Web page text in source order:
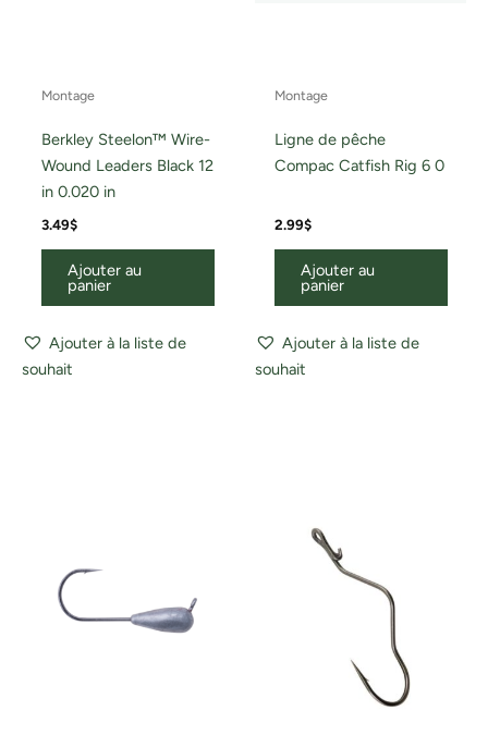
Montage
Berkley Steelon™ Wire-
Wound Leaders Black 12
in 0.020 in
3.49$
Ajouter au
panier
Ajouter à la liste de
souhait
Montage
Ligne de pêche
Compac Catfish Rig 6 0
2.99$
Ajouter au
panier
Ajouter à la liste de
souhait